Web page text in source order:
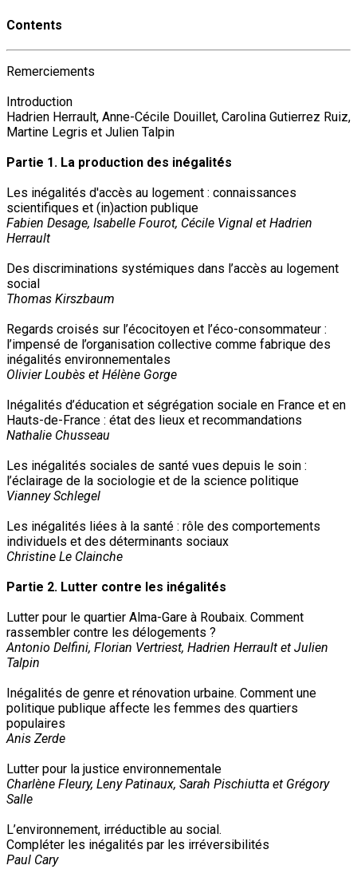
Contents
Remerciements
Introduction
Hadrien Herrault, Anne-Cécile Douillet, Carolina Gutierrez Ruiz,
Martine Legris et Julien Talpin
Partie 1. La production des inégalités
Les inégalités d'accès au logement : connaissances
scientifiques et (in)action publique
Fabien Desage, Isabelle Fourot, Cécile Vignal et Hadrien
Herrault
Des discriminations systémiques dans l’accès au logement
social
Thomas Kirszbaum
Regards croisés sur l’écocitoyen et l’éco-consommateur :
l’impensé de l’organisation collective comme fabrique des
inégalités environnementales
Olivier Loubès et Hélène Gorge
Inégalités d’éducation et ségrégation sociale en France et en
Hauts-de-France : état des lieux et recommandations
Nathalie Chusseau
Les inégalités sociales de santé vues depuis le soin :
l’éclairage de la sociologie et de la science politique
Vianney Schlegel
Les inégalités liées à la santé : rôle des comportements
individuels et des déterminants sociaux
Christine Le Clainche
Partie 2. Lutter contre les inégalités
Lutter pour le quartier Alma-Gare à Roubaix. Comment
rassembler contre les délogements ?
Antonio Delfini, Florian Vertriest, Hadrien Herrault et Julien
Talpin
Inégalités de genre et rénovation urbaine. Comment une
politique publique affecte les femmes des quartiers
populaires
Anis Zerde
Lutter pour la justice environnementale
Charlène Fleury, Leny Patinaux, Sarah Pischiutta et Grégory
Salle
L’environnement, irréductible au social.
Compléter les inégalités par les irréversibilités
Paul Cary